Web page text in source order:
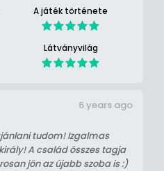
A játék története
Látványvilág
tudom! Izgalmas
A család összes tagja
jön az újabb szoba is :)
6 years ago